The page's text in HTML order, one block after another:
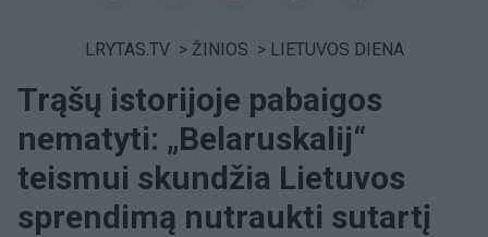
LRYTAS.TV > ŽINIOS > LIETUVOS DIENA
Trąšų istorijoje pabaigos
nematyti: „Belaruskalij“
teismui skundžia Lietuvos
sprendimą nutraukti sutartį